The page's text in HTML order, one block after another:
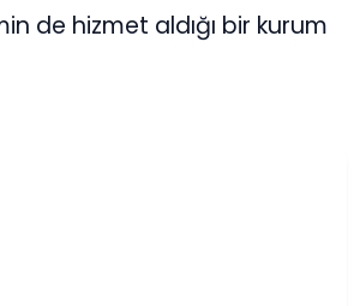
de hizmet aldığı bir kurum